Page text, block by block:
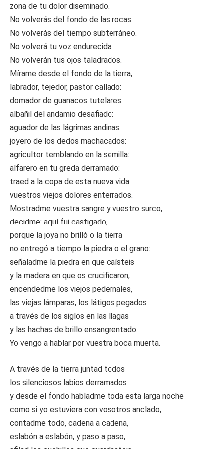
zona de tu dolor diseminado.
No volverás del fondo de las rocas.
No volverás del tiempo subterráneo.
No volverá tu voz endurecida.
No volverán tus ojos taladrados.
Mírame desde el fondo de la tierra,
labrador, tejedor, pastor callado:
domador de guanacos tutelares:
albañil del andamio desafiado:
aguador de las lágrimas andinas:
joyero de los dedos machacados:
agricultor temblando en la semilla:
alfarero en tu greda derramado:
traed a la copa de esta nueva vida
vuestros viejos dolores enterrados.
Mostradme vuestra sangre y vuestro surco,
decidme: aquí fui castigado,
porque la joya no brilló o la tierra
no entregó a tiempo la piedra o el grano:
señaladme la piedra en que caísteis
y la madera en que os crucificaron,
encendedme los viejos pedernales,
las viejas lámparas, los látigos pegados
a través de los siglos en las llagas
y las hachas de brillo ensangrentado.
Yo vengo a hablar por vuestra boca muerta.
A través de la tierra juntad todos
los silenciosos labios derramados
y desde el fondo habladme toda esta larga noche
como si yo estuviera con vosotros anclado,
contadme todo, cadena a cadena,
eslabón a eslabón, y paso a paso,